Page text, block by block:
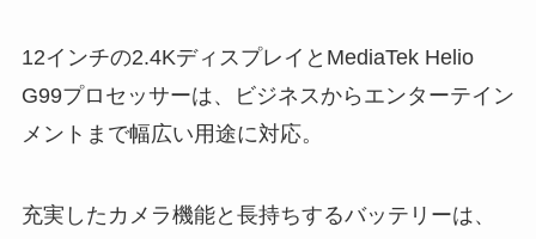
12インチの2.4KディスプレイとMediaTek Helio
G99プロセッサーは、ビジネスからエンターテイン
メントまで幅広い用途に対応。
充実したカメラ機能と長持ちするバッテリーは、